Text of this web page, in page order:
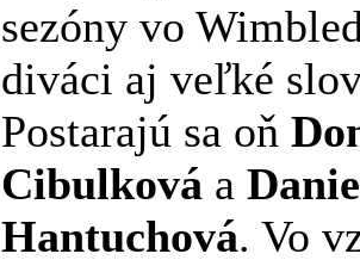
sezóny vo
diváci aj veľké
Postarajú sa oň
Cibulková a
Hantuchová. Vo